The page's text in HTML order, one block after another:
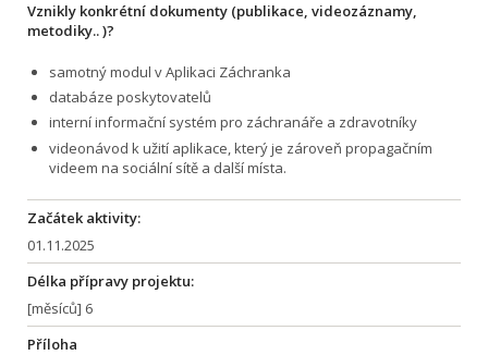
Vznikly konkrétní dokumenty (publikace, videozáznamy,
metodiky.. )?
samotný modul v Aplikaci Záchranka
databáze poskytovatelů
interní informační systém pro záchranáře a zdravotníky
videonávod k užití aplikace, který je zároveň propagačním
videem na sociální sítě a další místa.
Začátek aktivity:
01.11.2025
Délka přípravy projektu:
[měsíců] 6
Příloha